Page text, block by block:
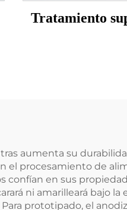
Tratamiento
aumenta su
el procesamiento de
confían en sus
ni amarilleará bajo la
prototipado, el